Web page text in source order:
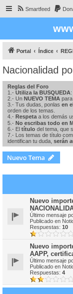
Smartfeed
Portal Índice
Nacionalidad
Reglas del Foro
1.- Utiliza la BUSQUEDA
2.- Un NUEVO TEMA
3.- Tus dudas, ponlas en
orden de los temas.
4.- Respeta a los demás
5.- No escribas todo en
6.- El título del tema, que
7.- Los temas de título
identifican tu duda, serán
Nuevo Tema
Nuevo
Último mensaje
Publicado en
Respuestas: 10
Nuevo
AAPP,
Último mensaje
Publicado en
Respuestas: 4